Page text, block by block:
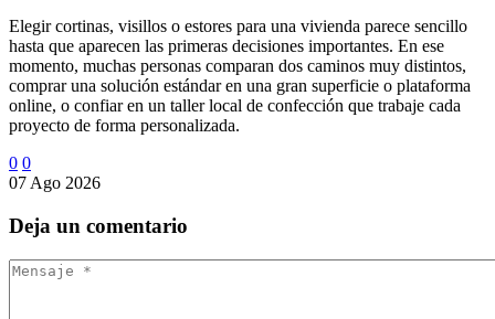
Elegir cortinas, visillos o estores para una vivienda parece sencillo
hasta que aparecen las primeras decisiones importantes. En ese
momento, muchas personas comparan dos caminos muy distintos,
comprar una solución estándar en una gran superficie o plataforma
online, o confiar en un taller local de confección que trabaje cada
proyecto de forma personalizada.
0 0
07 Ago 2026
Deja un comentario